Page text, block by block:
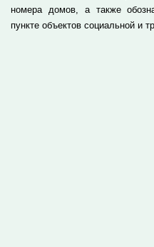
номера домов, а также
пункте объектов социальной и